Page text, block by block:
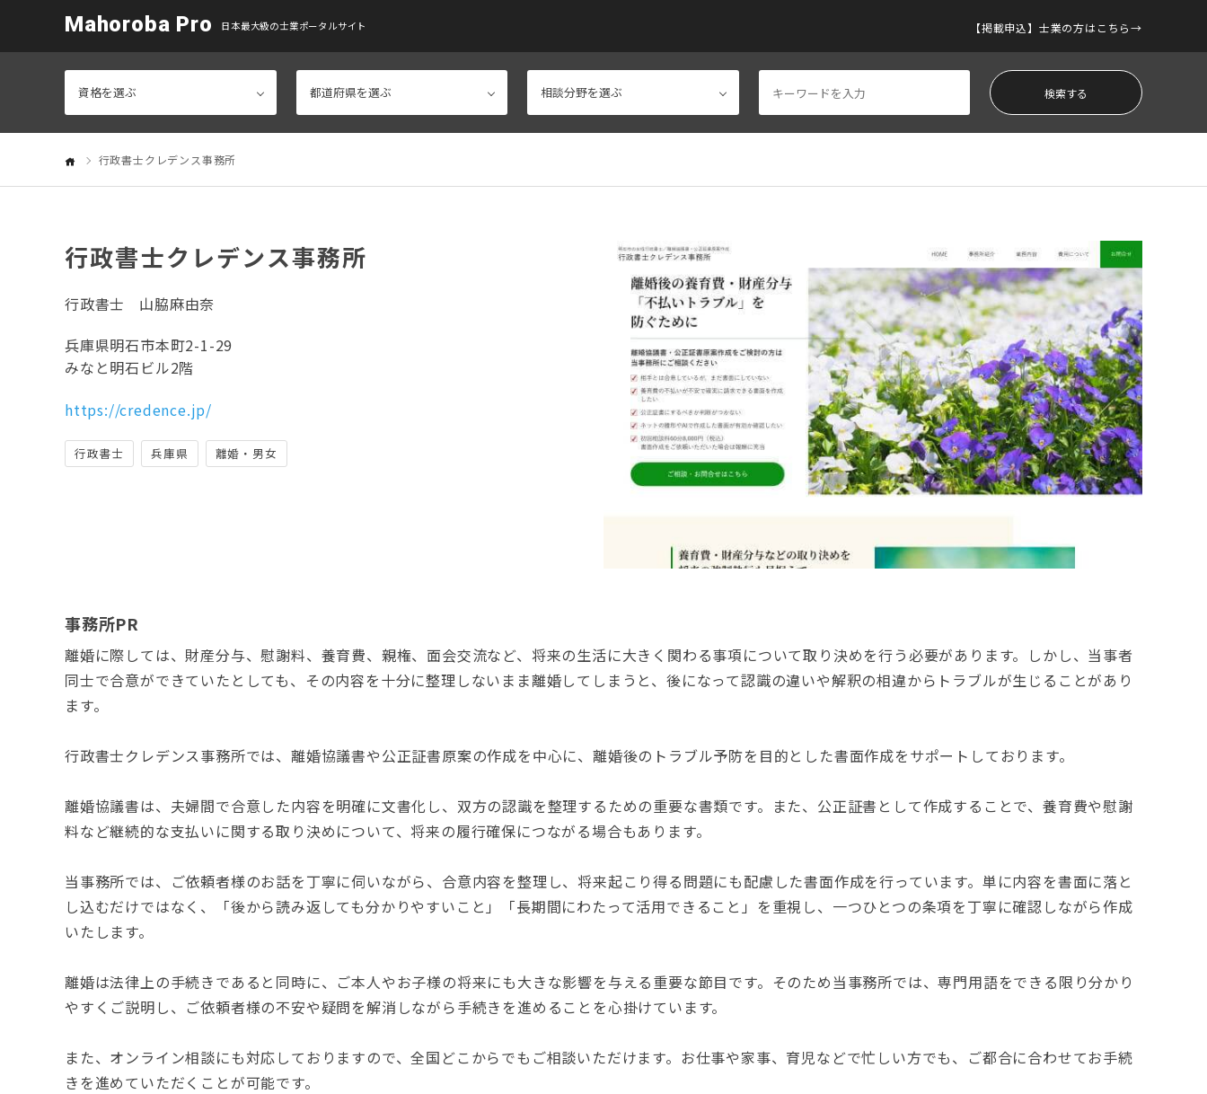
Mahoroba Pro 日本最大級の士業ポータルサイト 【掲載申込】士業の方はこちら
行政書士クレデンス事務所
行政書士クレデンス事務所
行政書士
山脇麻由奈
兵庫県明石市本町2-1-29
みなと明石ビル2階
https://credence.jp/
行政書士 兵庫県 離婚・男女
事務所PR
離婚に際しては、財産分与、慰謝料、養育費、親権、面会交流など、将来の生活に大きく関わる事項について取り決めを行う必要があります。しかし、当事者
同士で合意ができていたとしても、その内容を十分に整理しないまま離婚してしまうと、後になって認識の違いや解釈の相違からトラブルが生じることがあり
ます。
行政書士クレデンス事務所では、離婚協議書や公正証書原案の作成を中心に、離婚後のトラブル予防を目的とした書面作成をサポートしております。
離婚協議書は、夫婦間で合意した内容を明確に文書化し、双方の認識を整理するための重要な書類です。また、公正証書として作成することで、養育費や慰謝
料など継続的な支払いに関する取り決めについて、将来の履行確保につながる場合もあります。
当事務所では、ご依頼者様のお話を丁寧に伺いながら、合意内容を整理し、将来起こり得る問題にも配慮した書面作成を行っています。単に内容を書面に落と
し込むだけではなく、「後から読み返しても分かりやすいこと」「長期間にわたって活用できること」を重視し、一つひとつの条項を丁寧に確認しながら作成
いたします。
離婚は法律上の手続きであると同時に、ご本人やお子様の将来にも大きな影響を与える重要な節目です。そのため当事務所では、専門用語をできる限り分かり
やすくご説明し、ご依頼者様の不安や疑問を解消しながら手続きを進めることを心掛けています。
また、オンライン相談にも対応しておりますので、全国どこからでもご相談いただけます。お仕事や家事、育児などで忙しい方でも、ご都合に合わせてお手続
きを進めていただくことが可能です。